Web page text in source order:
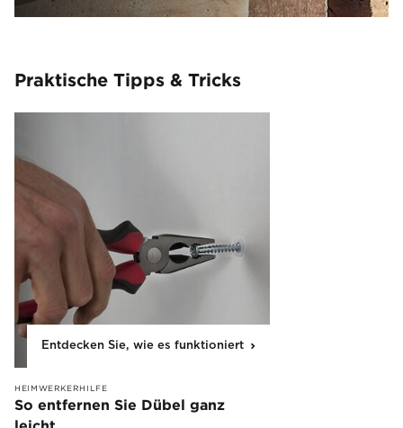
Praktische Tipps & Tricks
Entdecken Sie, wie es funktioniert
HEIMWERKERHILFE
So entfernen Sie Dübel ganz